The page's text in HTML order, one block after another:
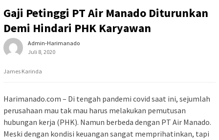
Gaji Petinggi PT Air Manado Diturunkan
Demi Hindari PHK Karyawan
Admin-Harimanado
Juli 8, 2020
James Karinda
Harimanado.com – Di tengah pandemi covid saat ini, sejumlah
perusahaan mau tak mau harus melakukan pemutusan
hubungan kerja (PHK). Namun berbeda dengan PT Air Manado.
Meski dengan kondisi keuangan sangat memprihatinkan, tapi